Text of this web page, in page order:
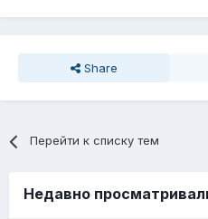
Share
Перейти к списку тем
Недавно